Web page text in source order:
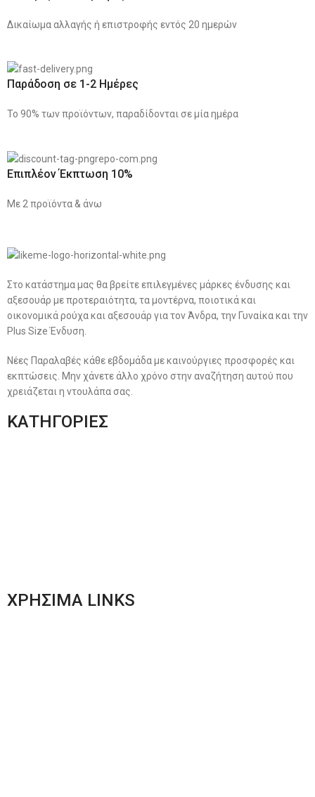
Δικαίωμα αλλαγής ή επιστροφής εντός 20 ημερών
Παράδοση σε 1-2 Ημέρες
Το 90% των προϊόντων, παραδίδονται σε μία ημέρα
Επιπλέον Έκπτωση 10%
Με 2 προϊόντα & άνω
Στο κατάστημα μας θα βρείτε επιλεγμένες μάρκες ένδυσης και
αξεσουάρ με προτεραιότητα, τα μοντέρνα, ποιοτικά και
οικονομικά ρούχα και αξεσουάρ για τον Άνδρα, την Γυναίκα και την
Plus Size Ένδυση.
Νέες Παραλαβές κάθε εβδομάδα με καινούργιες προσφορές και
εκπτώσεις. Μην χάνετε άλλο χρόνο στην αναζήτηση αυτού που
χρειάζεται η ντουλάπα σας.
ΚΑΤΗΓΟΡΙΕΣ
ΧΡΗΣΙΜΑ LINKS